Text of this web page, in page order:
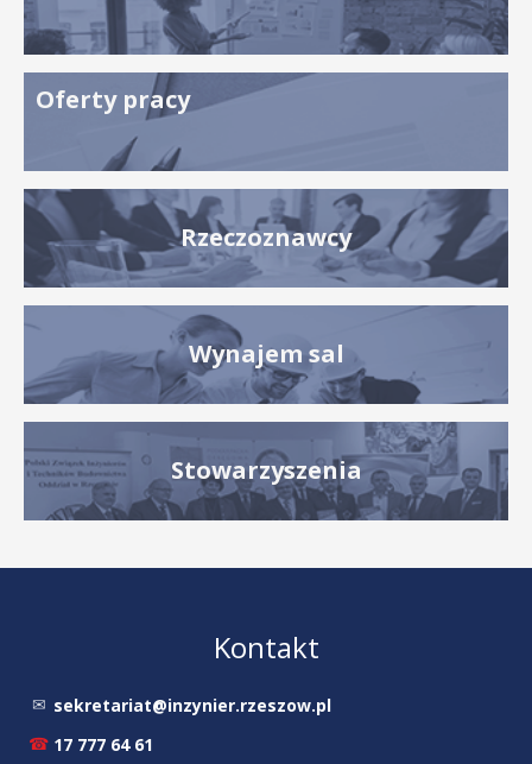
Oferty pracy
Rzeczoznawcy
Wynajem sal
Stowarzyszenia
Kontakt
✉ sekretariat@inzynier.rzeszow.pl
☎ 17 777 64 61